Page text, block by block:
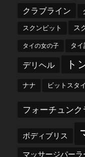
クラブライン
スクンビット ス
タイの女の子 タイ
デリヘル ト
ナナ ビットスタ
フォーチュンク
ボディブリス
マッサージパーラ